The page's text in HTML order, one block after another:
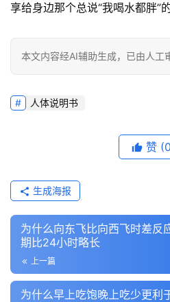
享给身边那个总说“我喝水都胖”
本文内容经AI辅助生成，已由人工
人体说明书
赞
生成海报
为什么向东飞比向西飞时差反
期比24小时略长
上一篇
为什么早上吃饱晚上吃少更利